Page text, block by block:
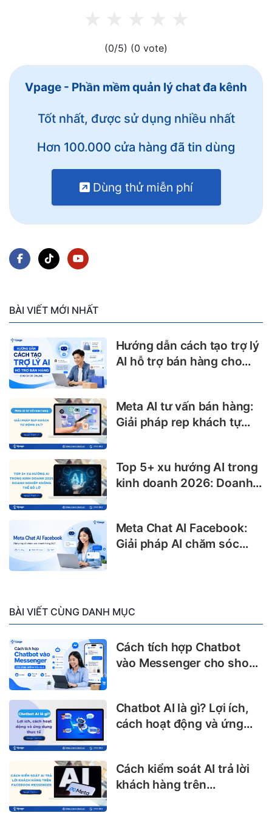
(0/5) (0 vote)
Vpage - Phần mềm quản lý chat đa kênh
Tốt nhất, được sử dụng nhiều nhất
Hơn 100.000 cửa hàng đã tin dùng
Dùng thử miễn phí
BÀI VIẾT MỚI NHẤT
Hướng dẫn cách tạo trợ lý
AI hỗ trợ bán hàng cho
Meta AI tư vấn bán hàng:
Giải pháp rep khách tự
Top 5+ xu hướng AI trong
kinh doanh 2026: Doanh
Meta Chat AI Facebook:
Giải pháp AI chăm sóc
BÀI VIẾT CÙNG DANH MỤC
Cách tích hợp Chatbot
vào Messenger cho shop
Chatbot AI là gì? Lợi ích,
cách hoạt động và ứng
Cách kiểm soát AI trả lời
khách hàng trên